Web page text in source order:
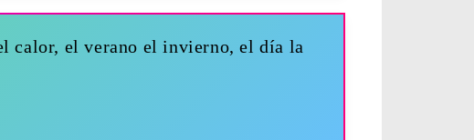
calor, el verano el invierno, el día la